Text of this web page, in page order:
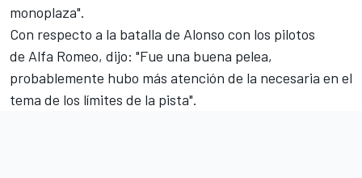
monoplaza".
Con respecto a la batalla de Alonso con los pilotos
de Alfa Romeo, dijo: "Fue una buena pelea,
probablemente hubo más atención de la necesaria en el
tema de los límites de la pista".